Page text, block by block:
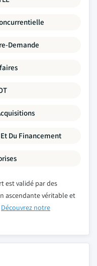
Demande
Du Financement
est validé par des
ascendante véritable et
Découvrez notre